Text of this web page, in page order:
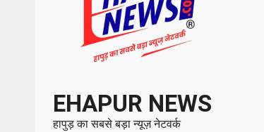
EHAPUR NEWS
हापुड़ का सबसे बड़ा न्यूज़ नेटवर्क